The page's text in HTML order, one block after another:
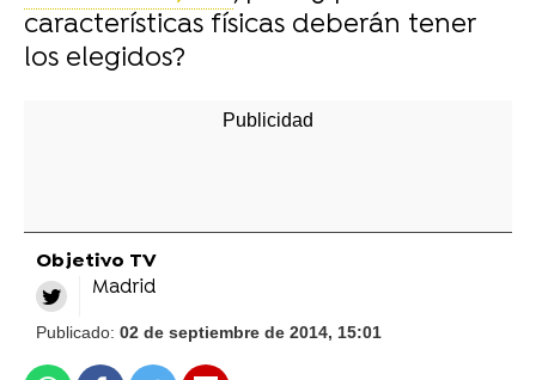
características físicas deberán tener
los elegidos?
Objetivo TV
Madrid
Publicado: 02 de septiembre de 2014, 15:01